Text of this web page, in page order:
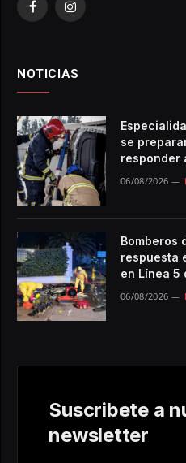
FacebookInstagram
NOTICIAS
se
responder
06/08/2026
Bomberos
respuesta
en Línea 5
06/08/2026
Suscribete a
newsletter